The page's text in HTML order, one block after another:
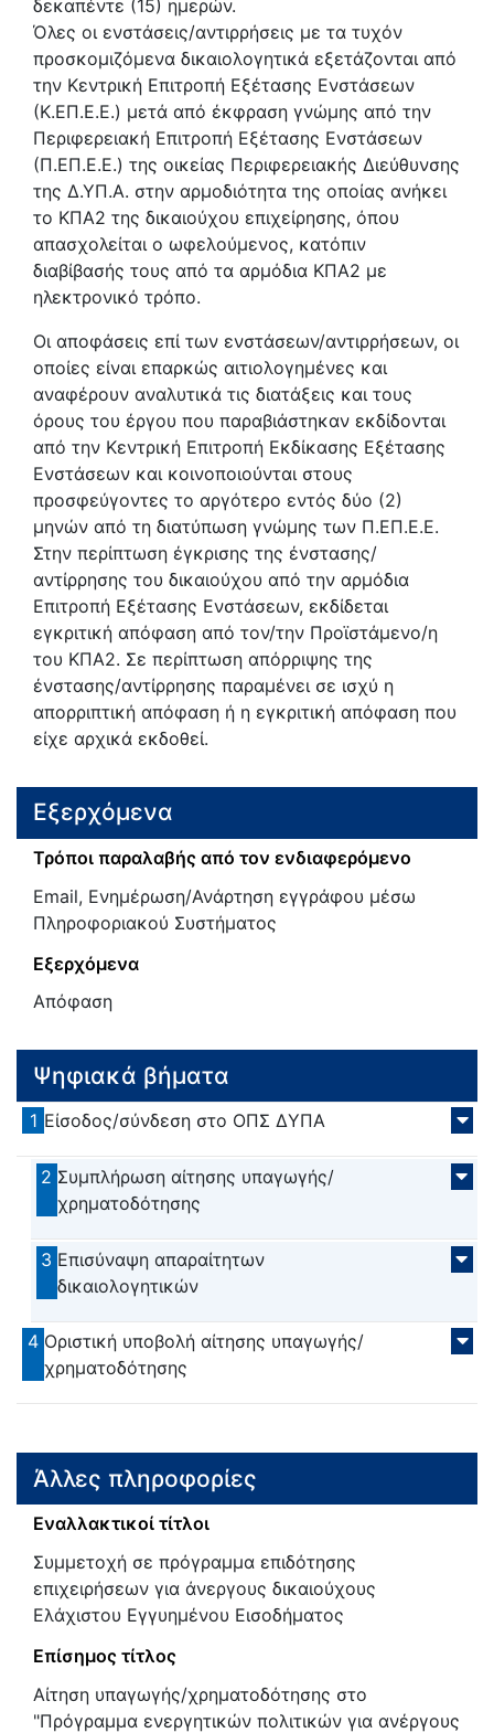
δεκαπέντε (15) ημερών.
Όλες οι ενστάσεις/αντιρρήσεις με τα τυχόν
προσκομιζόμενα δικαιολογητικά εξετάζονται από
την Κεντρική Επιτροπή Εξέτασης Ενστάσεων
(Κ.ΕΠ.Ε.Ε.) μετά από έκφραση γνώμης από την
Περιφερειακή Επιτροπή Εξέτασης Ενστάσεων
(Π.ΕΠ.Ε.Ε.) της οικείας Περιφερειακής Διεύθυνσης
της Δ.ΥΠ.Α. στην αρμοδιότητα της οποίας ανήκει
το ΚΠΑ2 της δικαιούχου επιχείρησης, όπου
απασχολείται ο ωφελούμενος, κατόπιν
διαβίβασής τους από τα αρμόδια ΚΠΑ2 με
ηλεκτρονικό τρόπο.
Οι αποφάσεις επί των ενστάσεων/αντιρρήσεων, οι
οποίες είναι επαρκώς αιτιολογημένες και
αναφέρουν αναλυτικά τις διατάξεις και τους
όρους του έργου που παραβιάστηκαν εκδίδονται
από την Κεντρική Επιτροπή Εκδίκασης Εξέτασης
Ενστάσεων και κοινοποιούνται στους
προσφεύγοντες το αργότερο εντός δύο (2)
μηνών από τη διατύπωση γνώμης των Π.ΕΠ.Ε.Ε.
Στην περίπτωση έγκρισης της ένστασης/
αντίρρησης του δικαιούχου από την αρμόδια
Επιτροπή Εξέτασης Ενστάσεων, εκδίδεται
εγκριτική απόφαση από τον/την Προϊστάμενο/η
του ΚΠΑ2. Σε περίπτωση απόρριψης της
ένστασης/αντίρρησης παραμένει σε ισχύ η
απορριπτική απόφαση ή η εγκριτική απόφαση που
είχε αρχικά εκδοθεί.
Εξερχόμενα
Τρόποι παραλαβής από τον ενδιαφερόμενο
Email, Ενημέρωση/Ανάρτηση εγγράφου μέσω
Πληροφοριακού Συστήματος
Εξερχόμενα
Απόφαση
Ψηφιακά βήματα
1 Είσοδος/σύνδεση στο ΟΠΣ ΔΥΠΑ
2 Συμπλήρωση αίτησης υπαγωγής/
χρηματοδότησης
3 Επισύναψη απαραίτητων
δικαιολογητικών
4 Οριστική υποβολή αίτησης υπαγωγής/
χρηματοδότησης
Άλλες πληροφορίες
Εναλλακτικοί τίτλοι
Συμμετοχή σε πρόγραμμα επιδότησης
επιχειρήσεων για άνεργους δικαιούχους
Ελάχιστου Εγγυημένου Εισοδήματος
Επίσημος τίτλος
Αίτηση υπαγωγής/χρηματοδότησης στο
"Πρόγραμμα ενεργητικών πολιτικών για ανέργους